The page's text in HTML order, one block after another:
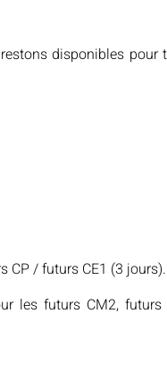
disponibles pour
CP / futurs CE1 (3 jours).
les futurs CM2,